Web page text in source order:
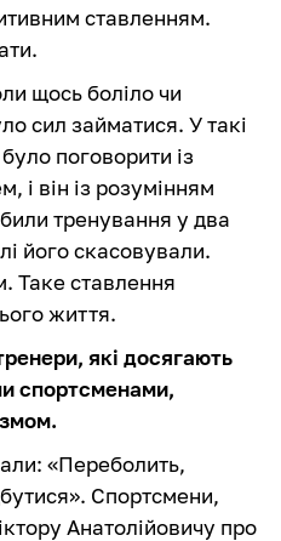
ставленням.
щось боліло чи
сил займатися. У такі
поговорити із
і він із розумінням
тренування у два
його скасовували.
Таке ставлення
життя.
які досягають
спортсменами,
«Переболить,
Спортсмени,
Анатолійовичу про